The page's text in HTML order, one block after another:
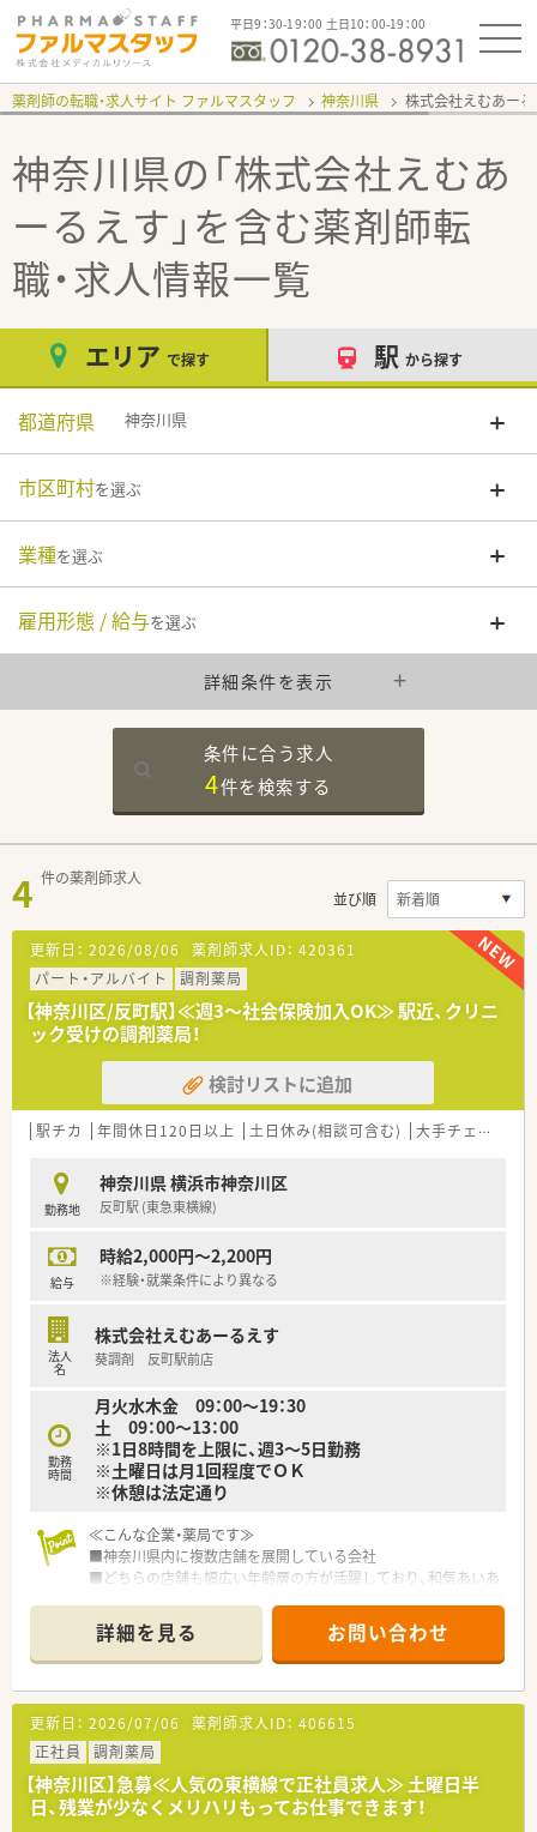
平日9：30-19：00 土日10：00-19：00
薬剤師の転職・求人サイト ファルマスタッフ 神奈川県 株式会社えむあー
神奈川県の「株式会社えむあ
ーるえす」 を含む薬剤師転
職・求人情報一覧
エリア で探す 駅 から探す
都道府県 神奈川県
市区町村を選ぶ
業種を選ぶ
雇用形態 / 給与を選ぶ
詳細条件を表示
条件に合う求人
4件を検索する
4 件の薬剤師求人
並び順
更新日： 2026/08/06 薬剤師求人ID： 420361
パート・アルバイト
調剤薬局
【神奈川区/反町駅】≪週3～社会保険加入OK≫ 駅近、クリニ
ック受けの調剤薬局！
検討リストに追加
駅チカ 年間休日120日以上 土日休み(相談可含む) 大手チェーン以外
勤務地
神奈川県 横浜市神奈川区
反町駅 (東急東横線)
給与
時給2,000円～2,200円
※経験・就業条件により異なる
法人
名
株式会社えむあーるえす
葵調剤 反町駅前店
勤務
時間
月火水木金 09：00～19：30
土 09：00～13：00
※1日8時間を上限に、週3～5日勤務
※土曜日は月1回程度でＯＫ
※休憩は法定通り
≪こんな企業・薬局です≫
■神奈川県内に複数店舗を展開している会社
■どちらの店舗も幅広い年齢層の方が活躍しており、和気あいあ
■こちらの店舗は、横浜駅から1駅、最寄の反町駅からすぐの立
地
東横線沿線以外の方にも通勤しやすいです
■近隣のクリニックから複数科目の処方箋を受けており経験を
積むことも出来ます
■月1-2回土曜日の勤務が可能であれば、基本は平日のみでＯＫ
詳細を見る お問い合わせ
更新日： 2026/07/06 薬剤師求人ID： 406615
正社員
調剤薬局
【神奈川区】急募≪人気の東横線で正社員求人≫ 土曜日半
日、残業が少なくメリハリもってお仕事できます！